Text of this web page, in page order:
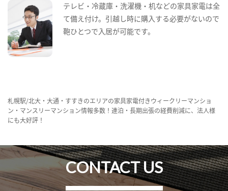
テレビ・冷蔵庫・洗濯機・机などの家具家電は全
て備え付け。引越し時に購入する必要がないので
鞄ひとつで入居が可能です。
札幌駅/北大・大通・すすきのエリアの家具家電付きウィークリーマンショ
ン・マンスリーマンション情報多数！連泊・長期出張の経費削減に、法人様
にも大好評！
CONTACT US